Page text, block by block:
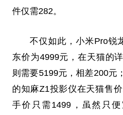
件仅需282。
不仅如此，小米Pro锐
东价为4999元，在天猫的
则需要5199元，相差200元
的知麻Z1投影仪在天猫售
手价只需1499，虽然只